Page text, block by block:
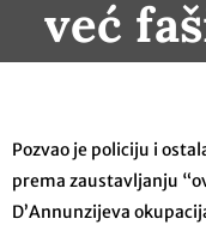
već
Pozvao je policiju i
prema zaustavljanju
D’Annunzijeva